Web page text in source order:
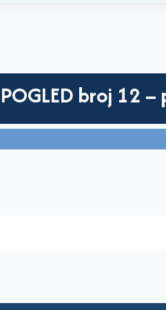
POGLED broj 12